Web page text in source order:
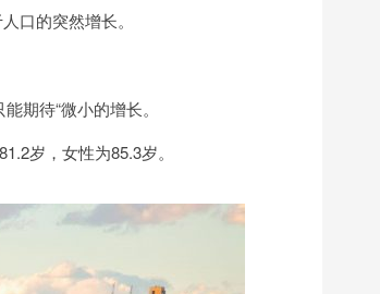
口的突然增长。
期待“微小的增长。
岁，女性为85.3岁。